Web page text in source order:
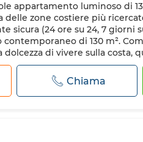
Sistema di allarme
Forno TV Lavatrice
domestici
appartamento luminoso di
delle zone costiere più
sicura (24 ore su 24, 7 giorni
di 130 m².
di vivere sulla costa,
Spazio...
Chiama